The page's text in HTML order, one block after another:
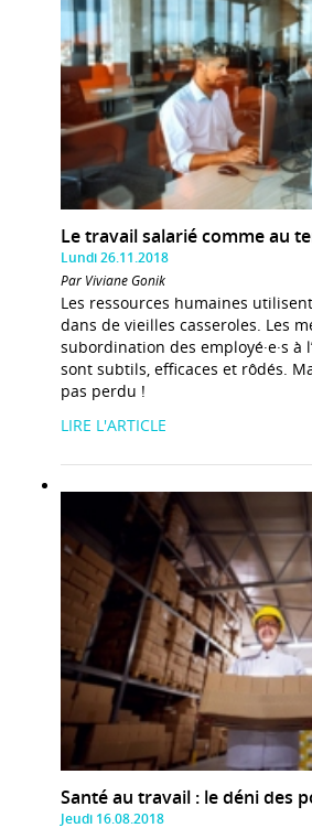
Le travail salarié comme au
Lundi 26.11.2018
Par Viviane Gonik
Les ressources humaines
dans de vieilles casseroles. Les
subordination des employé·e·s à
sont subtils, efficaces et rôdés.
pas perdu !
LIRE L'ARTICLE
Santé au travail : le déni des
Jeudi 16.08.2018